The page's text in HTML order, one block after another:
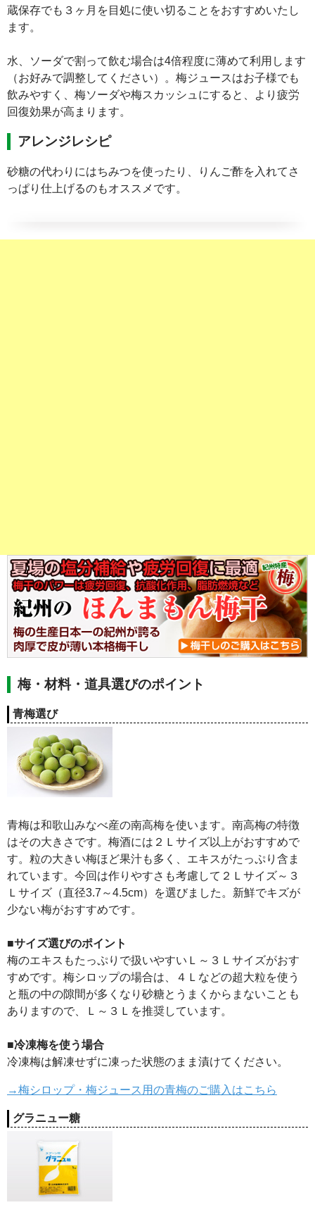
蔵保存でも３ヶ月を目処に使い切ることをおすすめいたし
ます。
水、ソーダで割って飲む場合は4倍程度に薄めて利用します
（お好みで調整してください）。梅ジュースはお子様でも
飲みやすく、梅ソーダや梅スカッシュにすると、より疲労
回復効果が高まります。
アレンジレシピ
砂糖の代わりにはちみつを使ったり、りんご酢を入れてさ
っぱり仕上げるのもオススメです。
梅・材料・道具選びのポイント
青梅選び
青梅は和歌山みなべ産の南高梅を使います。南高梅の特徴
はその大きさです。梅酒には２Ｌサイズ以上がおすすめで
す。粒の大きい梅ほど果汁も多く、エキスがたっぷり含ま
れています。今回は作りやすさも考慮して２Ｌサイズ～３
Ｌサイズ（直径3.7～4.5cm）を選びました。新鮮でキズが
少ない梅がおすすめです。
■サイズ選びのポイント
梅のエキスもたっぷりで扱いやすいＬ～３Ｌサイズがおす
すめです。梅シロップの場合は、４Ｌなどの超大粒を使う
と瓶の中の隙間が多くなり砂糖とうまくからまないことも
ありますので、Ｌ～３Ｌを推奨しています。
■冷凍梅を使う場合
冷凍梅は解凍せずに凍った状態のまま漬けてください。
→梅シロップ・梅ジュース用の青梅のご購入はこちら
グラニュー糖